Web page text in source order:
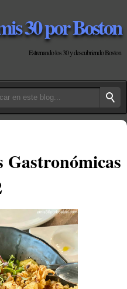
30 por Boston
Estrenando los 30 y descubriendo Boston
Gastronómicas